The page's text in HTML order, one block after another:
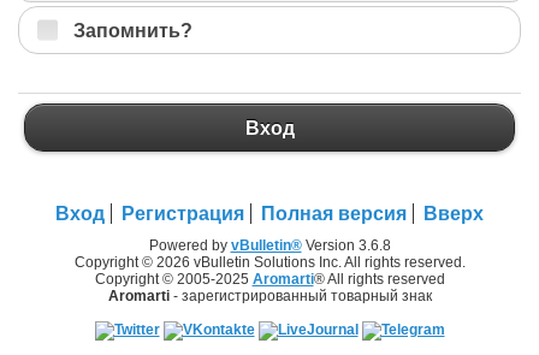
Запомнить?
Вход
Вход Регистрация Полная версия Вверх
Powered by vBulletin®Version 3.6.8
Copyright © 2026 vBulletin Solutions Inc. All rights reserved.
Copyright © 2005-2025 Aromarti® All rights reserved
Aromarti- зарегистрированный товарный знак